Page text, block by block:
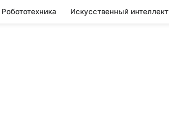
Робототехника Искусственный интеллект